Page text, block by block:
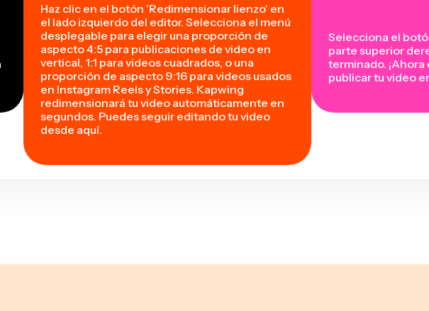
Haz clic en el botón 'Redimensionar lienzo' en
el lado izquierdo del editor. Selecciona el menú
desplegable para elegir una proporción de
aspecto 4:5 para publicaciones de video en
vertical, 1:1 para videos cuadrados, o una
proporción de aspecto 9:16 para videos usados
en Instagram Reels y Stories. Kapwing
redimensionará tu video automáticamente en
segundos. Puedes seguir editando tu video
desde aquí.
Selecciona el
parte superior
terminado.
publicar tu video